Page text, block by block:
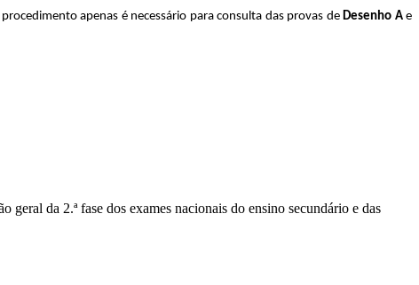
apenas é necessário para consulta das provas de Desenho Ae
geral da 2.ª fase dos exames nacionais do ensino secundário e das